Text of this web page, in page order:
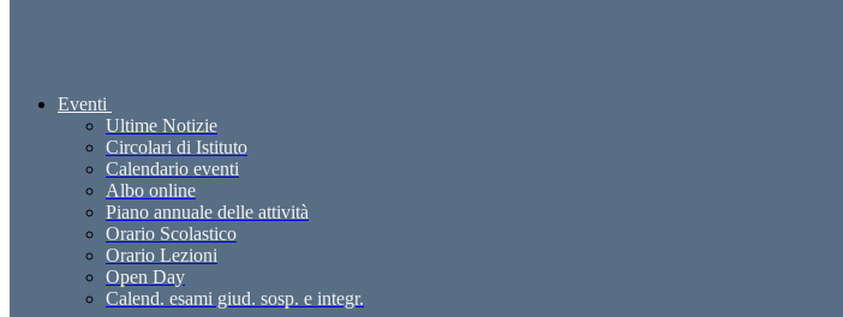
Eventi
Ultime Notizie
Circolari di Istituto
Calendario eventi
Albo online
Piano annuale delle attività
Orario Scolastico
Orario Lezioni
Open Day
Calend. esami giud. sosp. e integr.